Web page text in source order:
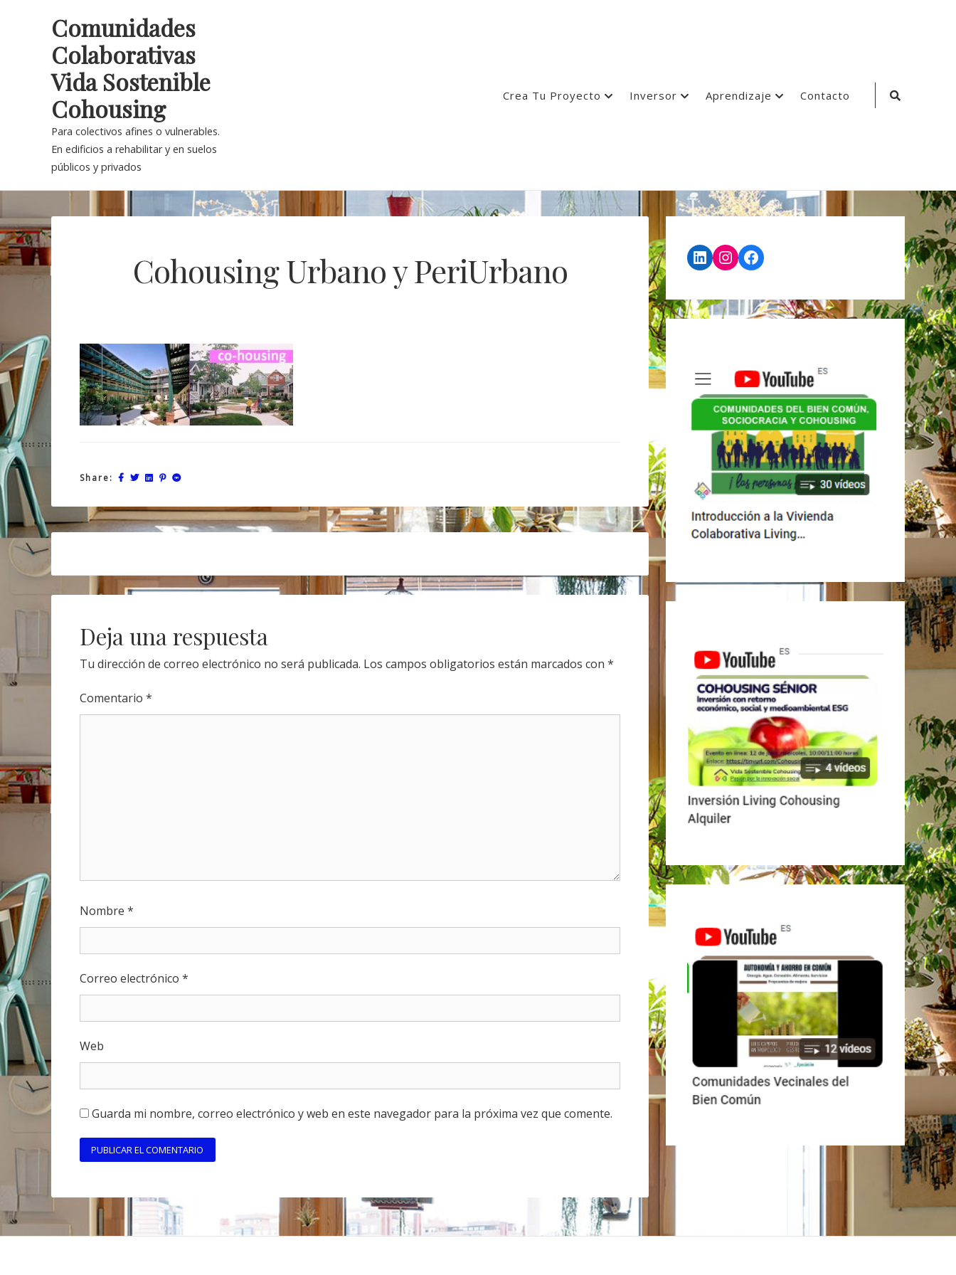
Comunidades
Colaborativas
Vida Sostenible
Cohousing
Para colectivos afines o vulnerables.
En edificios a rehabilitar y en suelos
públicos y privados
Crea Tu Proyecto Inversor Aprendizaje Contacto
Search
Cohousing Urbano y PeriUrbano
Share:
Post
navigation
Deja una respuesta
Tu dirección de correo electrónico no será publicada. Los campos obligatorios están marcados con *
Comentario *
Nombre *
Correo electrónico *
Web
Guarda mi nombre, correo electrónico y web en este navegador para la próxima vez que comente.
LinkedIn
Instagram
Facebook